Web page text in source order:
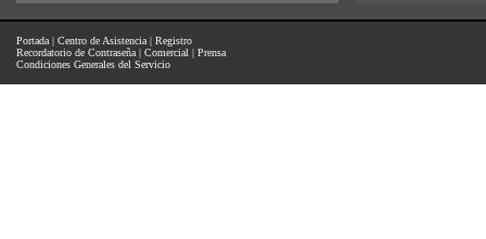
Portada | Centro de Asistencia | Registro
Recordatorio de Contraseña | Comercial | Prensa
Condiciones Generales del Servicio